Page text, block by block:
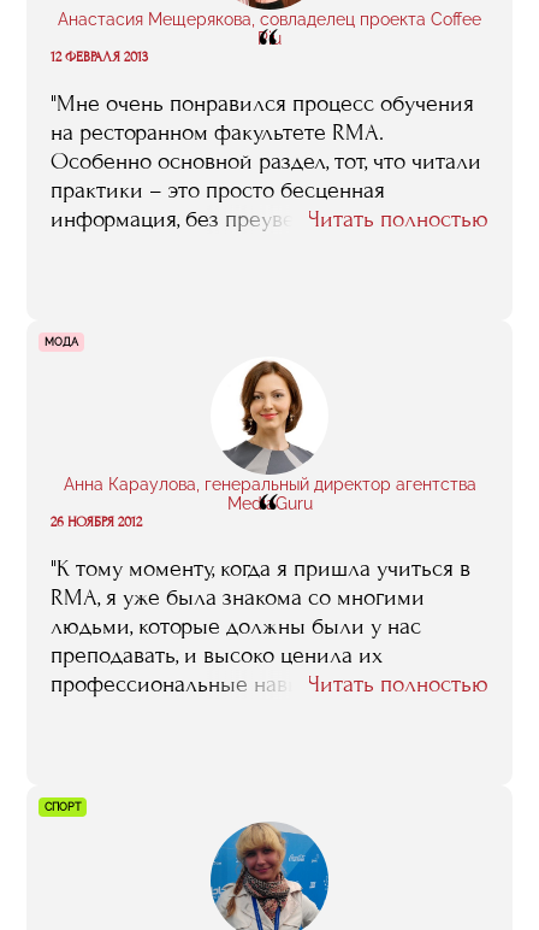
Анастасия Мещерякова, совладелец проекта Coffee
Piu
“
12 ФЕВРАЛЯ 2013
"Мне очень понравился процесс обучения
на ресторанном факультете RMA.
Особенно основной раздел, тот, что читали
практики – это просто бесценная
информация, без преувеличения. Именно
работая с живыми проектами, в книжках
такого не вычитаешь"
Читать полностью
МОДА
Анна Караулова, генеральный директор агентства
MediaGuru
“
26 НОЯБРЯ 2012
"К тому моменту, когда я пришла учиться в
RMA, я уже была знакома со многими
людьми, которые должны были у нас
преподавать, и высоко ценила их
профессиональные навыки. Конечно, тогда
людьми, которые сейчас учатся на
факультете или недавно его закончили, то
слышу впечатления отличные от тех,
которые когда-то озвучивала я. В такие
моменты я искренне рада за RMA"
Читать полностью
СПОРТ